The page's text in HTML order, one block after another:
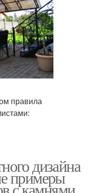
правила
дизайна
примеры